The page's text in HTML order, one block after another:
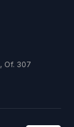
Of. 307